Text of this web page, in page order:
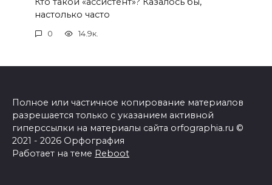
настолько часто
0 14.9к.
Полное или частичное копирование материалов
разрешается только с указанием активной
гиперссылки на материалы сайта orfographia.ru ©
2021 - 2026 Орфография
Работает на теме Reboot